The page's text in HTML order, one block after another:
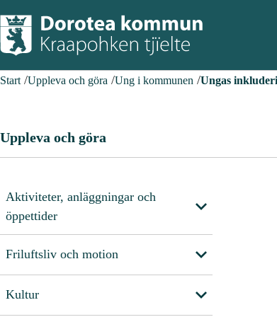
Start Uppleva och göra Ung i kommunen Ungas
Uppleva och göra
Aktiviteter, anläggningar och
öppettider
Friluftsliv och motion
Kultur